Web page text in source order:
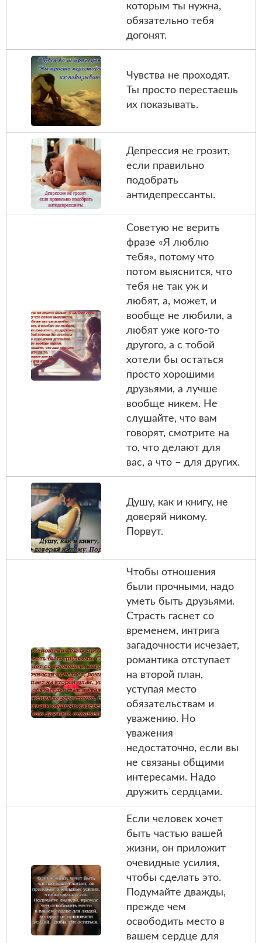
которым ты нужна,
обязательно тебя
догонят.
Чувства не проходят.
Ты просто перестаешь
их показывать.
Депрессия не грозит,
если правильно
подобрать
антидепрессанты.
Советую не верить
фразе «Я люблю
тебя», потому что
потом выяснится, что
тебя не так уж и
любят, а, может, и
вообще не любили, а
любят уже кого-то
другого, а с тобой
хотели бы остаться
просто хорошими
друзьями, а лучше
вообще никем. Не
слушайте, что вам
говорят, смотрите на
то, что делают для
вас, а что – для других.
Душу, как и книгу, не
доверяй никому.
Порвут.
Чтобы отношения
были прочными, надо
уметь быть друзьями.
Страсть гаснет со
временем, интрига
загадочности исчезает,
романтика отступает
на второй план,
уступая место
обязательствам и
уважению. Но
уважения
недостаточно, если вы
не связаны общими
интересами. Надо
дружить сердцами.
Если человек хочет
быть частью вашей
жизни, он приложит
очевидные усилия,
чтобы сделать это.
Подумайте дважды,
прежде чем
освободить место в
вашем сердце для